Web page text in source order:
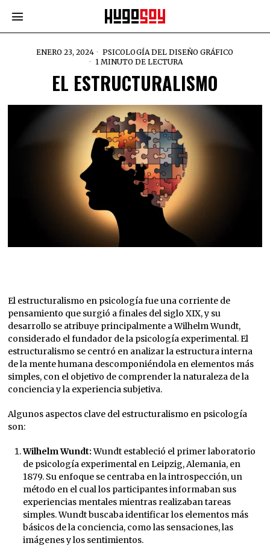
ENERO 23, 2024
PSICOLOGÍA DEL DISEÑO GRÁFICO
1 MINUTO DE LECTURA
EL ESTRUCTURALISMO
El estructuralismo en psicología fue una corriente de
pensamiento que surgió a finales del siglo XIX, y su
desarrollo se atribuye principalmente a Wilhelm Wundt,
considerado el fundador de la psicología experimental. El
estructuralismo se centró en analizar la estructura interna
de la mente humana descomponiéndola en elementos más
simples, con el objetivo de comprender la naturaleza de la
conciencia y la experiencia subjetiva.
Algunos aspectos clave del estructuralismo en psicología
son:
Wilhelm Wundt:Wundt estableció el primer laboratorio
de psicología experimental en Leipzig, Alemania, en
1879. Su enfoque se centraba en la introspección, un
método en el cual los participantes informaban sus
experiencias mentales mientras realizaban tareas
simples. Wundt buscaba identificar los elementos más
básicos de la conciencia, como las sensaciones, las
imágenes y los sentimientos.